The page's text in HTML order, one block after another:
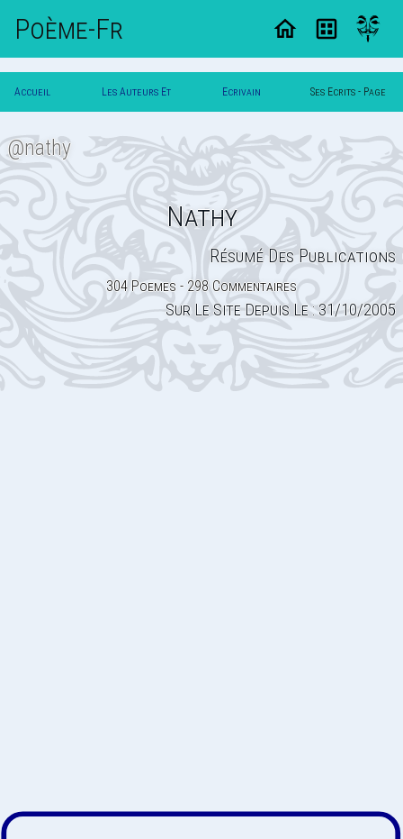
Poème-Fr
Accueil Les Auteurs Et Ecrivain Ses Ecrits - Page
Nathy
@nathy
Résumé Des Publications
304 Poemes - 298 Commentaires
Sur Le Site Depuis Le : 31/10/2005